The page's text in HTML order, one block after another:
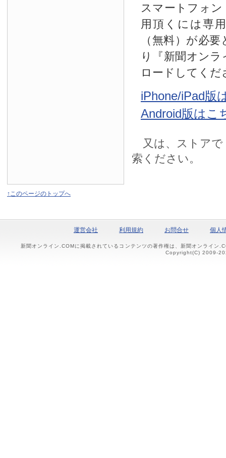
スマートフォ
用頂くには専
（無料）が必
り『新聞オン
ロードしてくだ
iPhone/iPad版
Android版はこ
又は、ストアで
索ください。
↑このページのトップへ
運営会社 利用規約 お問合せ 個人
新聞オンライン.COMに掲載されているコンテンツの著作権は、新聞オンライン
Copyright(C) 2009-